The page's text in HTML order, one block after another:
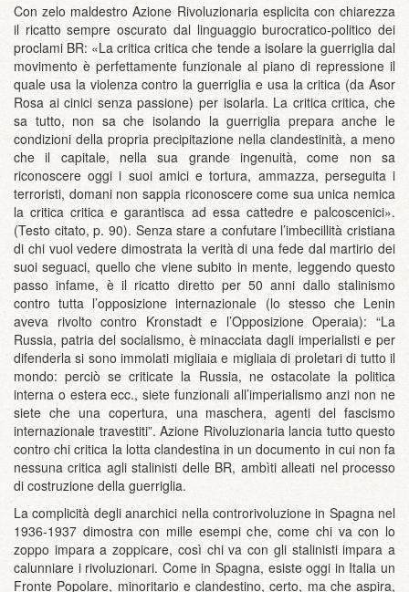
Con zelo maldestro Azione Rivoluzionaria esplicita con chiarezza
il ricatto sempre oscurato dal linguaggio burocratico-politico dei
proclami BR: «La critica critica che tende a isolare la guerriglia dal
movimento è perfettamente funzionale al piano di repressione il
quale usa la violenza contro la guerriglia e usa la critica (da Asor
Rosa ai cinici senza passione) per isolarla. La critica critica, che
sa tutto, non sa che isolando la guerriglia prepara anche le
condizioni della propria precipitazione nella clandestinità, a meno
che il capitale, nella sua grande ingenuità, come non sa
riconoscere oggi i suoi amici e tortura, ammazza, perseguita i
terroristi, domani non sappia riconoscere come sua unica nemica
la critica critica e garantisca ad essa cattedre e palcoscenici».
(Testo citato, p. 90). Senza stare a confutare l’imbecillità cristiana
di chi vuol vedere dimostrata la verità di una fede dal martirio dei
suoi seguaci, quello che viene subito in mente, leggendo questo
passo infame, è il ricatto diretto per 50 anni dallo stalinismo
contro tutta l’opposizione internazionale (lo stesso che Lenin
aveva rivolto contro Kronstadt e l’Opposizione Operaia): “La
Russia, patria del socialismo, è minacciata dagli imperialisti e per
difenderla si sono immolati migliaia e migliaia di proletari di tutto il
mondo: perciò se criticate la Russia, ne ostacolate la politica
interna o estera ecc., siete funzionali all’imperialismo anzi non ne
siete che una copertura, una maschera, agenti del fascismo
internazionale travestiti”. Azione Rivoluzionaria lancia tutto questo
contro chi critica la lotta clandestina in un documento in cui non fa
nessuna critica agli stalinisti delle BR, ambìti alleati nel processo
di costruzione della guerriglia.
La complicità degli anarchici nella controrivoluzione in Spagna nel
1936-1937 dimostra con mille esempi che, come chi va con lo
zoppo impara a zoppicare, così chi va con gli stalinisti impara a
calunniare i rivoluzionari. Come in Spagna, esiste oggi in Italia un
Fronte Popolare, minoritario e clandestino, certo, ma che aspira,